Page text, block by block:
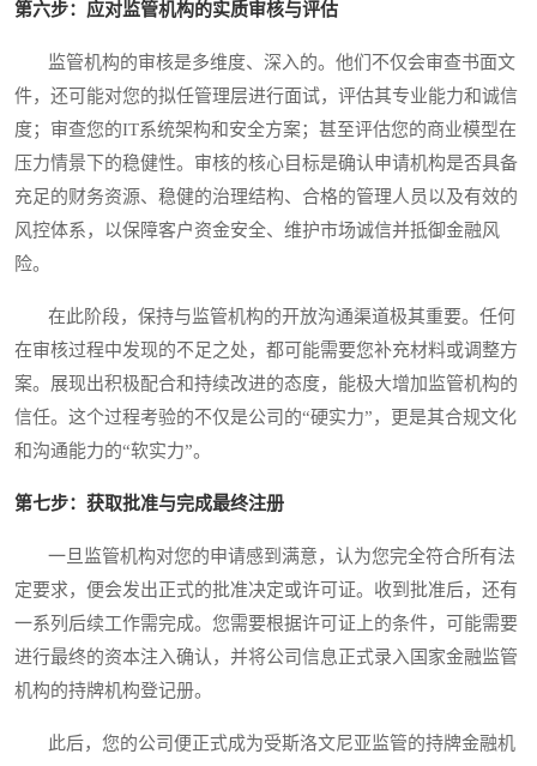
第六步：应对监管机构的实质审核与评估
监管机构的审核是多维度、深入的。他们不仅会审查书面文
件，还可能对您的拟任管理层进行面试，评估其专业能力和诚信
度；审查您的IT系统架构和安全方案；甚至评估您的商业模型在
压力情景下的稳健性。审核的核心目标是确认申请机构是否具备
充足的财务资源、稳健的治理结构、合格的管理人员以及有效的
风控体系，以保障客户资金安全、维护市场诚信并抵御金融风
险。
在此阶段，保持与监管机构的开放沟通渠道极其重要。任何
在审核过程中发现的不足之处，都可能需要您补充材料或调整方
案。展现出积极配合和持续改进的态度，能极大增加监管机构的
信任。这个过程考验的不仅是公司的“硬实力”，更是其合规文化
和沟通能力的“软实力”。
第七步：获取批准与完成最终注册
一旦监管机构对您的申请感到满意，认为您完全符合所有法
定要求，便会发出正式的批准决定或许可证。收到批准后，还有
一系列后续工作需完成。您需要根据许可证上的条件，可能需要
进行最终的资本注入确认，并将公司信息正式录入国家金融监管
机构的持牌机构登记册。
此后，您的公司便正式成为受斯洛文尼亚监管的持牌金融机